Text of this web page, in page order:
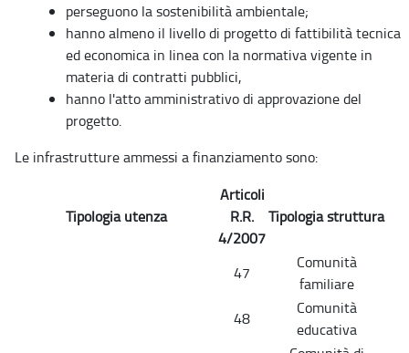
perseguono la sostenibilità ambientale;
hanno almeno il livello di progetto di fattibilità tecnica
ed economica in linea con la normativa vigente in
materia di contratti pubblici,
hanno l'atto amministrativo di approvazione del
progetto.
Le infrastrutture ammessi a finanziamento sono:
Tipologia utenza
Articoli
R.R.
4/2007
Tipologia struttura
47
Comunità
familiare
48
Comunità
educativa